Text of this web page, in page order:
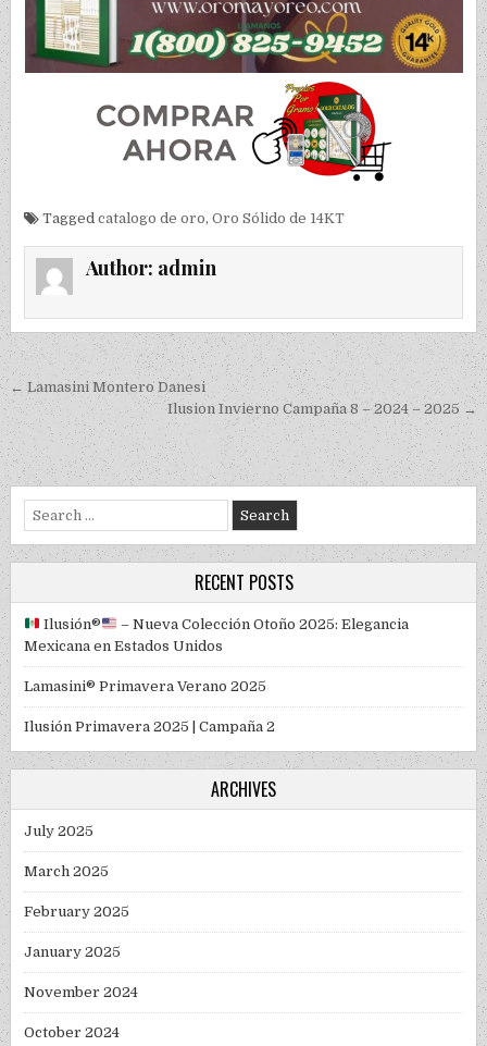
Taggedcatalogo de oro,Oro Sólido de 14KT
Author: admin
Post navigation
← Lamasini Montero Danesi
Ilusion Invierno Campaña 8 – 2024 – 2025 →
Search for:
RECENT POSTS
Ilusión®️
– Nueva Colección Otoño 2025: Elegancia
Mexicana en Estados Unidos
Lamasini® Primavera Verano 2025
Ilusión Primavera 2025 | Campaña 2
ARCHIVES
July 2025
March 2025
February 2025
January 2025
November 2024
October 2024